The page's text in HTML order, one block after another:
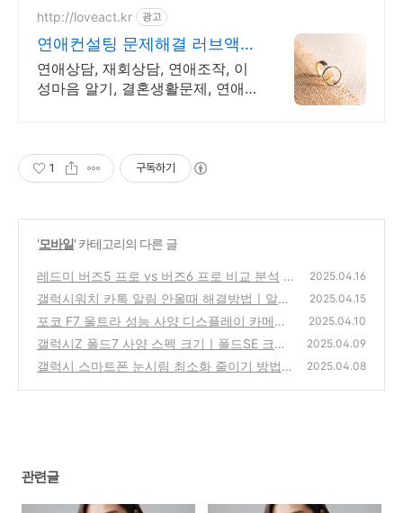
주세요. 다양한 문제 해결가능
http://loveact.kr 광고
연애컨설팅 문제해결 러브액트
역할대행운영 실전경험 충분
연애상담, 재회상담, 연애조작, 이
성마음 알기, 결혼생활문제, 연애
1 구독하기
'모바일' 카테고리의 다른 글
레드미 버즈5 프로 vs 버즈6 프로 비교 분석
(1)
2025.04.16
갤럭시워치 카톡 알림 안올때 해결방법ㅣ알림
오류 해결하기
(0)
2025.04.15
포코 F7 울트라 성능 사양 디스플레이 카메라
배터리 후기
(1)
2025.04.10
갤럭시Z 폴드7 사양 스펙 크기ㅣ폴드SE 크기
무게 등 비교
(0)
2025.04.09
갤럭시 스마트폰 눈시림 최소화 줄이기 방법 2025.04.08
관련글